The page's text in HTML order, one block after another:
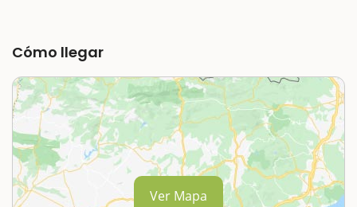
Cómo llegar
Ver Mapa